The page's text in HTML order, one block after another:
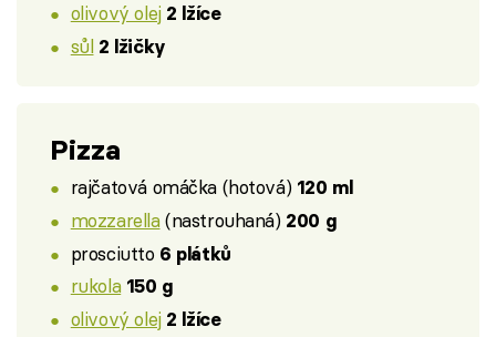
olivový olej 2 lžíce
sůl 2 lžičky
Pizza
rajčatová omáčka (hotová) 120 ml
mozzarella(nastrouhaná) 200 g
prosciutto 6 plátků
rukola 150 g
olivový olej 2 lžíce